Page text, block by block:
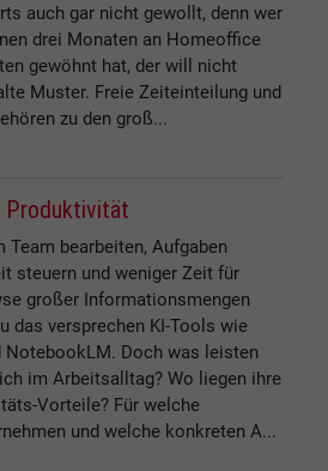
auch gar nicht gewollt, denn wer
drei Monaten an Homeoffice
gewöhnt hat, der will nicht
Muster. Freie Zeiteinteilung und
zu den groß...
Produktivität
Team bearbeiten, Aufgaben
steuern und weniger Zeit für
großer Informationsmengen
das versprechen KI-Tools wie
NotebookLM. Doch was leisten
im Arbeitsalltag? Wo liegen ihre
Vorteile? Für welche
und welche konkreten A...